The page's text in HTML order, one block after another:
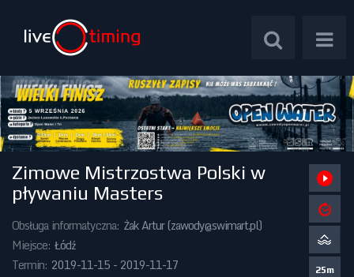
Zawody Międzynarodowe
Zawody Okręgowe
Zimowe Mistrzostwa Polski w
pływaniu Masters
Obsługa informatyczna: Żak Artur (zawody@swimart.pl)
Miejsce: Łódź
Termin: 2019-11-15 - 2019-11-17 25m